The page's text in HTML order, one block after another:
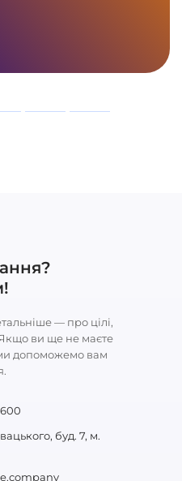
— про цілі,
ви ще не маєте
допоможемо вам
буд. 7, м.